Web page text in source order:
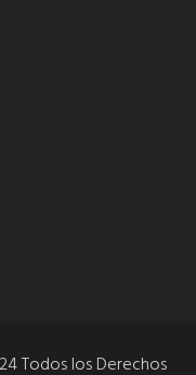
Todos los Derechos